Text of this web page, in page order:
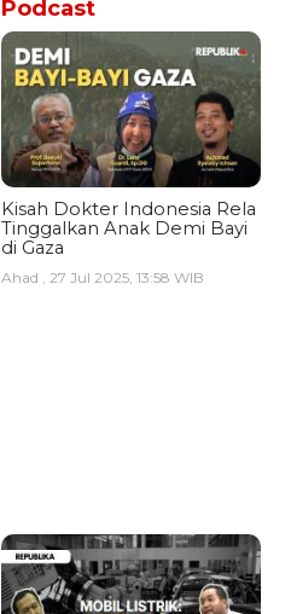
Podcast
Kisah Dokter Indonesia Rela
Tinggalkan Anak Demi Bayi
di Gaza
Ahad , 27 Jul 2025, 13:58 WIB